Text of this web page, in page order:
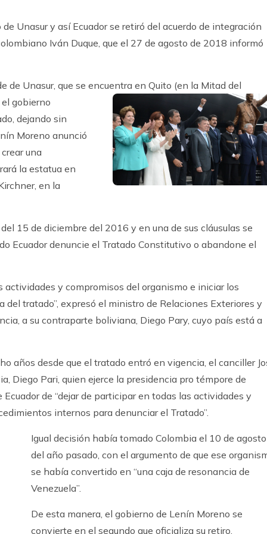
Unasur y así Ecuador se retiró del acuerdo de integración
Iván Duque, que el 27 de agosto de 2018 informó
de Unasur, que se encuentra en Quito (en la Mitad del
gobierno
dejando sin
Moreno anunció
una
la estatua en
en la
15 de diciembre del 2016 y en una de sus cláusulas se
Ecuador denuncie el Tratado Constitutivo o abandone el
actividades y compromisos del organismo e iniciar los
tratado”, expresó el ministro de Relaciones Exteriores y
a su contraparte boliviana, Diego Pary, cuyo país está a
años desde que el tratado entró en vigencia, el canciller
Diego Pari, quien ejerce la presidencia pro témpore de
de “dejar de participar en todas las actividades y
internos para denunciar el Tratado”.
Igual decisión había tomado Colombia el 10 de agosto
del año pasado, con el argumento de que ese
se había convertido en “una caja de resonancia de
Venezuela”.
De esta manera, el gobierno de Lenín Moreno se
convierte en el segundo que oficializa su retiro,